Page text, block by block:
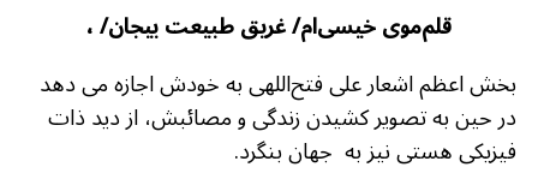
قلم‌موی خیسی‌ام/ غریق طبیعت بیجان/ ،
بخش اعظم اشعار علی فتح‌اللهی به خودش اجازه می دهد
در حین به تصویر کشیدن زندگی و مصائبش، از دید ذات
فیزیکی هستی نیز به جهان بنگرد.